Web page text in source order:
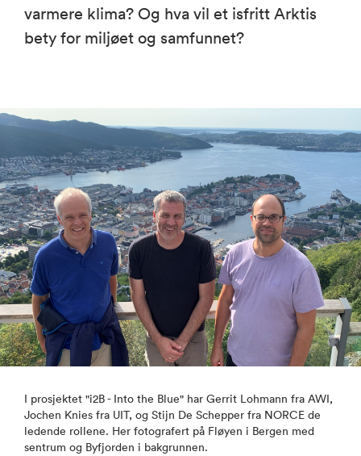
varmere klima? Og hva vil et isfritt Arktis
bety for miljøet og samfunnet?
I prosjektet "i2B - Into the Blue" har Gerrit Lohmann fra AWI,
Jochen Knies fra UIT, og Stijn De Schepper fra NORCE de
ledende rollene. Her fotografert på Fløyen i Bergen med
sentrum og Byfjorden i bakgrunnen.